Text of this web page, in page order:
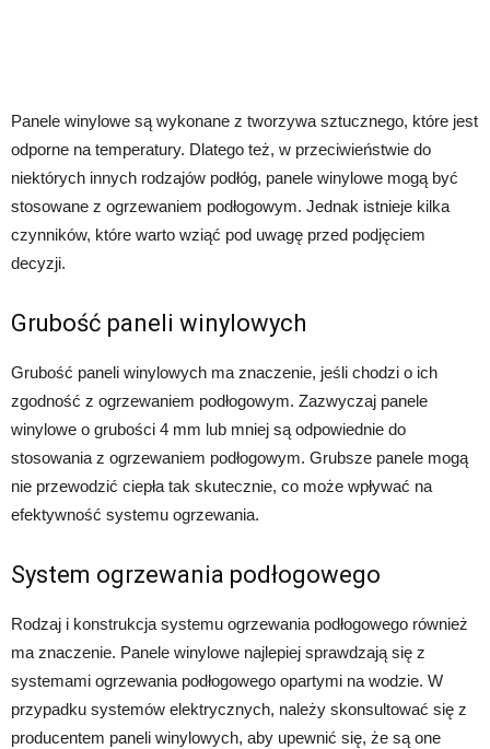
Panele winylowe są wykonane z tworzywa sztucznego, które jest
odporne na temperatury. Dlatego też, w przeciwieństwie do
niektórych innych rodzajów podłóg, panele winylowe mogą być
stosowane z ogrzewaniem podłogowym. Jednak istnieje kilka
czynników, które warto wziąć pod uwagę przed podjęciem
decyzji.
Grubość paneli winylowych
Grubość paneli winylowych ma znaczenie, jeśli chodzi o ich
zgodność z ogrzewaniem podłogowym. Zazwyczaj panele
winylowe o grubości 4 mm lub mniej są odpowiednie do
stosowania z ogrzewaniem podłogowym. Grubsze panele mogą
nie przewodzić ciepła tak skutecznie, co może wpływać na
efektywność systemu ogrzewania.
System ogrzewania podłogowego
Rodzaj i konstrukcja systemu ogrzewania podłogowego również
ma znaczenie. Panele winylowe najlepiej sprawdzają się z
systemami ogrzewania podłogowego opartymi na wodzie. W
przypadku systemów elektrycznych, należy skonsultować się z
producentem paneli winylowych, aby upewnić się, że są one